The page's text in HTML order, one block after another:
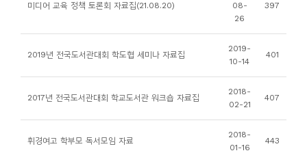
미디어 교육 정책 토론회 자료집(21.08.20)
08-
26
397
2019년 전국도서관대회 학도협 세미나 자료집
2019-
10-14
401
2017년 전국도서관대회 학교도서관 워크숍 자료집
2018-
02-21
407
휘경여고 학부모 독서모임 자료
2018-
01-16
443
리
사